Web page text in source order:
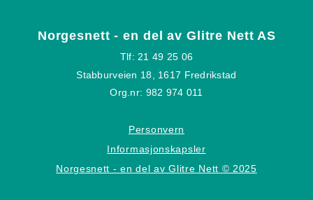
Norgesnett - en del av Glitre Nett AS
Tlf: 21 49 25 06
Stabburveien 18, 1617 Fredrikstad
Org.nr: 982 974 011
Personvern
Informasjonskapsler
Norgesnett - en del av Glitre Nett © 2025